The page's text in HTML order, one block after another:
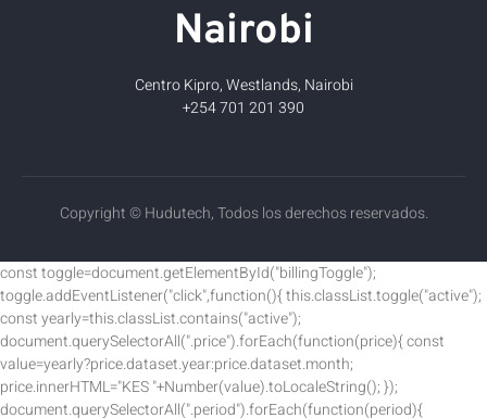
Nairobi
Centro Kipro, Westlands, Nairobi
+254 701 201 390
Copyright © Hudutech, Todos los derechos reservados.
const toggle=document.getElementById("billingToggle");
toggle.addEventListener("click",function(){ this.classList.toggle("active");
const yearly=this.classList.contains("active");
document.querySelectorAll(".price").forEach(function(price){ const
value=yearly?price.dataset.year:price.dataset.month;
price.innerHTML="KES "+Number(value).toLocaleString(); });
document.querySelectorAll(".period").forEach(function(period){